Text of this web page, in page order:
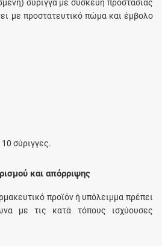
σύριγγα με συσκευή προστασίας
με προστατευτικό πώμα και έμβολο
10 σύριγγες.
και απόρριψης
προϊόν ή υπόλειμμα πρέπει
με τις κατά τόπους ισχύουσες